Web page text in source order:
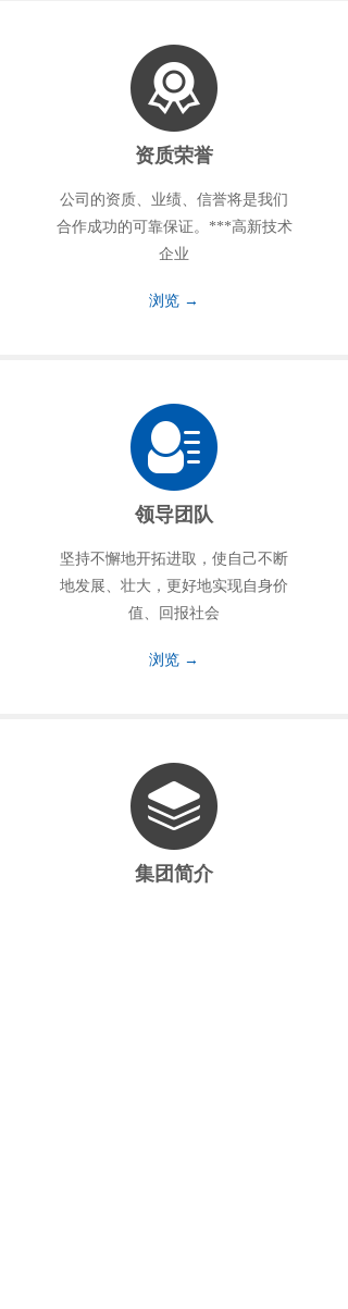
浏览 →
公司的资质、业绩、信誉将是我们
合作成功的可靠保证。***高新技术
企业
资质荣誉
浏览 →
坚持不懈地开拓进取，使自己不断
地发展、壮大，更好地实现自身价
值、回报社会
领导团队
集团简介